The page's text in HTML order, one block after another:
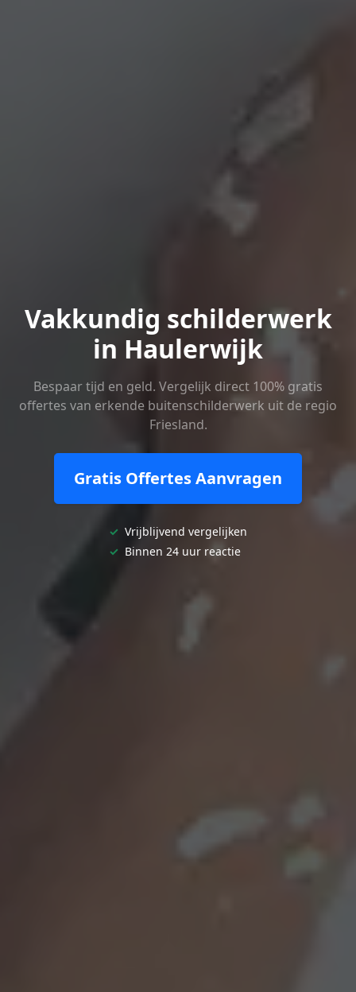
Vakkundig schilderwerk
in Haulerwijk
Bespaar tijd en geld. Vergelijk direct 100% gratis
offertes van erkende buitenschilderwerk uit de regio
Friesland.
Gratis Offertes Aanvragen
✓ Vrijblijvend vergelijken
✓ Binnen 24 uur reactie